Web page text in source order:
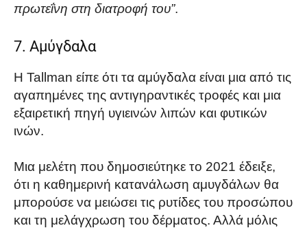
πρωτεΐνη στη διατροφή του”.
7. Αμύγδαλα
Η Tallman είπε ότι τα αμύγδαλα είναι μια από τις
αγαπημένες της αντιγηραντικές τροφές και μια
εξαιρετική πηγή υγιεινών λιπών και φυτικών
ινών.
Μια μελέτη που δημοσιεύτηκε το 2021 έδειξε,
ότι η καθημερινή κατανάλωση αμυγδάλων θα
μπορούσε να μειώσει τις ρυτίδες του προσώπου
και τη μελάγχρωση του δέρματος. Αλλά μόλις